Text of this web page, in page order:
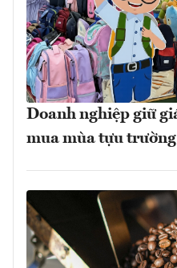
Doanh nghiệp giữ
mua mùa tựu trường